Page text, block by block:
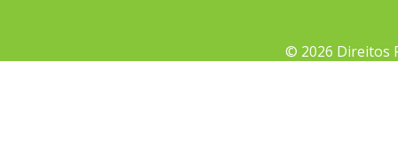
© 2026 Direitos